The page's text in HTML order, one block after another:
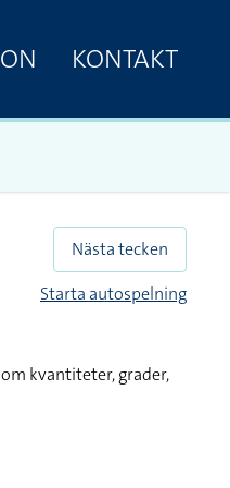
KONTAKT
Nästa tecken
Starta autospelning
kvantiteter, grader,